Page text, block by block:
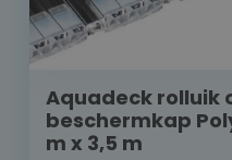
Aquadeck rolluik
beschermkap
m x 3,5 m